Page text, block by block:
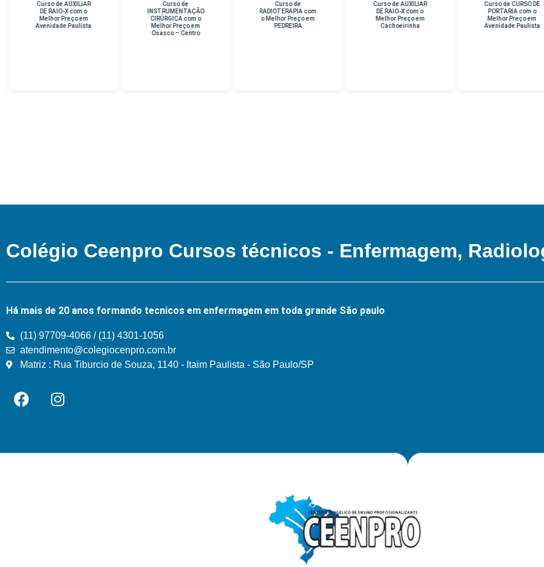
Curso de
INSTRUMENTAÇÃO
CIRÚRGICA com o
Melhor Preço em
Curso de
RADIOTERAPIA com
o Melhor Preço em
PEDREIRA
Curso de AUXILIAR
DE RAIO-X com o
Melhor Preço em
Cachoeirinha
Curso de CURSO DE
PORTARIA com o
Melhor Preço em
Avenidade Paulista
Curso de PERICIA
CRIMINAL com o
Melhor Preço em
Unidade Hospital
Colégio Ceenpro Cursos técnicos - Enfermagem,
Há mais de 20 anos formando tecnicos em enfermagem em toda grande São paulo
(11) 97709-4066 / (11) 4301-1056
atendimento@colegiocenpro.com.br
Matriz : Rua Tiburcio de Souza, 1140 - Itaim Paulista - São Paulo/SP